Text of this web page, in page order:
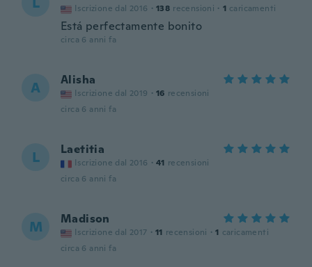
Iscrizione dal 2016 · 138 recensioni · 1 caricamenti
Está perfectamente bonito
circa 6 anni fa
A Alisha
Iscrizione dal 2019 · 16 recensioni
circa 6 anni fa
L Laetitia
Iscrizione dal 2016 · 41 recensioni
circa 6 anni fa
M Madison
Iscrizione dal 2017 · 11 recensioni · 1 caricamenti
circa 6 anni fa